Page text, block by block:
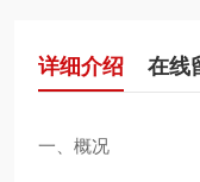
详细介绍 在线
一、概况